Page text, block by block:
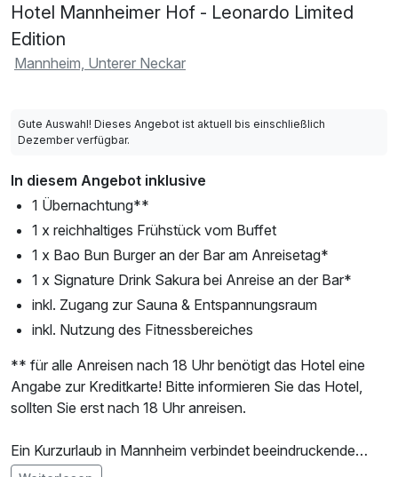
Hotel Mannheimer Hof - Leonardo Limited
Edition
Mannheim, Unterer Neckar
Gute Auswahl! Dieses Angebot ist aktuell bis einschließlich
Dezember verfügbar.
In diesem Angebot inklusive
1 Übernachtung**
1 x reichhaltiges Frühstück vom Buffet
1 x Bao Bun Burger an der Bar am Anreisetag*
1 x Signature Drink Sakura bei Anreise an der Bar*
inkl. Zugang zur Sauna & Entspannungsraum
inkl. Nutzung des Fitnessbereiches
** für alle Anreisen nach 18 Uhr benötigt das Hotel eine
Angabe zur Kreditkarte! Bitte informieren Sie das Hotel,
sollten Sie erst nach 18 Uhr anreisen.
Ein Kurzurlaub in Mannheim verbindet beeindruckende
Sehenswürdigkeiten mit aktiven Erlebnissen und urbanem